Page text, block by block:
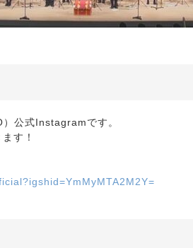
公式Instagramです。
す！